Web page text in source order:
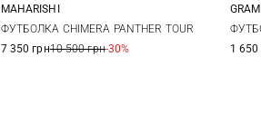
S M L XL
MAHARISHI
ФУТБОЛКА CHIMERA PANTHER TOUR
7 350 грн10 500 грн-30%
1 650